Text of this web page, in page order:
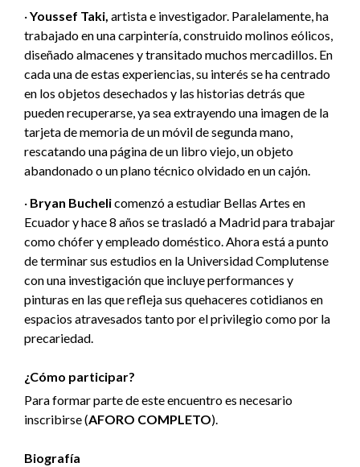
·Youssef Taki, artista e investigador. Paralelamente, ha
trabajado en una carpintería, construido molinos eólicos,
diseñado almacenes y transitado muchos mercadillos. En
cada una de estas experiencias, su interés se ha centrado
en los objetos desechados y las historias detrás que
pueden recuperarse, ya sea extrayendo una imagen de la
tarjeta de memoria de un móvil de segunda mano,
rescatando una página de un libro viejo, un objeto
abandonado o un plano técnico olvidado en un cajón.
· Bryan Buchelicomenzó a estudiar Bellas Artes en
Ecuador y hace 8 años se trasladó a Madrid para trabajar
como chófer y empleado doméstico. Ahora está a punto
de terminar sus estudios en la Universidad Complutense
con una investigación que incluye performances y
pinturas en las que refleja sus quehaceres cotidianos en
espacios atravesados tanto por el privilegio como por la
precariedad.
¿Cómo participar?
Para formar parte de este encuentro es necesario
inscribirse (AFORO COMPLETO).
Biografía